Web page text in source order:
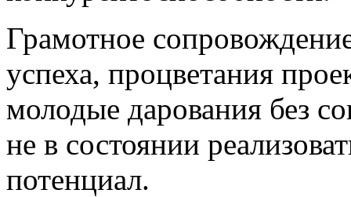
Грамотное
успеха, процветания
молодые дарования без
не в состоянии
потенциал.